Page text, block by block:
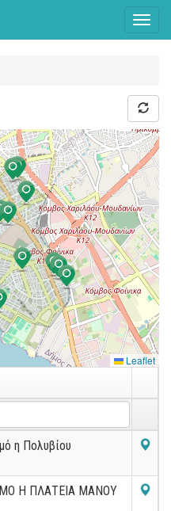
Leaflet
η Πολυβίου
Η ΠΛΑΤΕΙΑ ΜΑΝΟΥ